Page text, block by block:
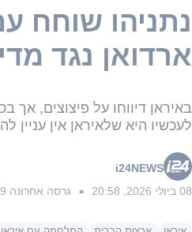
נתניהו שוחח
ארדואן נגד
לעכשיו היא שלאיראן אין עניין
i24NEWS
08 ביולי 2026, 20:58
■ גרסה אחרונה 09